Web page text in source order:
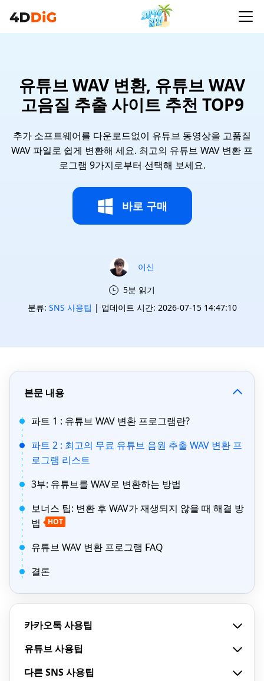
유튜브 WAV 변환, 유튜브 WAV
고음질 추출 사이트 추천 TOP9
추가 소프트웨어를 다운로드없이 유튜브 동영상을 고품질
WAV 파일로 쉽게 변환해 세요. 최고의 유튜브 WAV 변환 프
로그램 9가지로부터 선택해 보세요.
바로 구매
이신
5분 읽기
분류: SNS 사용팁 | 업데이트 시간: 2026-07-15 14:47:10
본문 내용
파트 1 : 유튜브 WAV 변환 프로그램란?
파트 2 : 최고의 무료 유튜브 음원 추출 WAV 변환 프
로그램 리스트
3부: 유튜브를 WAV로 변환하는 방법
보너스 팁: 변환 후 WAV가 재생되지 않을 때 해결 방
법
HOT
유튜브 WAV 변환 프로그램 FAQ
결론
카카오톡 사용팁
유튜브 사용팁
다른 SNS 사용팁